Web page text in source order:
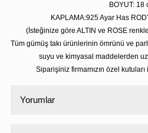
BOYUT: 18
KAPLAMA:925 Ayar Has
(İsteğinize göre ALTIN ve ROSE
Tüm gümüş takı ürünlerinin ömrünü ve
suyu ve kimyasal maddelerden
Siparişiniz firmamızın özel
Yorumlar